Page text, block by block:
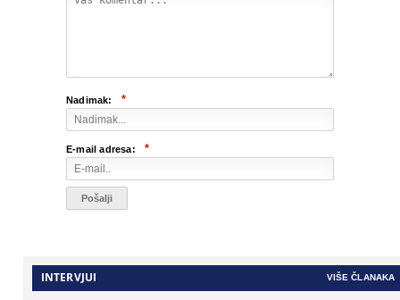
Nadimak: *
E-mail adresa: *
INTERVJUI VIŠE ČLANAKA